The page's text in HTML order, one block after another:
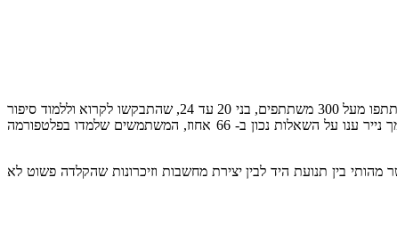
הזה השתתפו מעל 300 משתתפים, בני 20 עד 24, שהתבקשו לקרוא וללמוד סיפור
קצר, חלקם בעותק מודפס ואחרים ב PDF בנייד (דיגיטלי). לאחר מכן התבקשו לעבור מבחן הבנה. בשאלות הכלליות המשתתפים שקראו מסמך נייר ענו על השאלות נכון ב- 66 אחוז, המשתמשים שלמדו בפלטפורמה
בין תנועת היד לבין יצירת מחשבות וזיכרונות שהקלדה פשוט לא